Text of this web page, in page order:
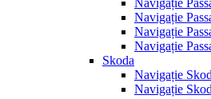
Navigație
Navigație
Navigație
Navigație
Skoda
Navigație
Navigație